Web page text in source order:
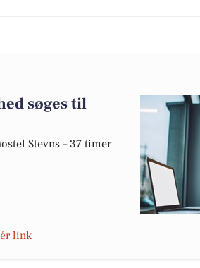
søges til
Stevns – 37 timer
link